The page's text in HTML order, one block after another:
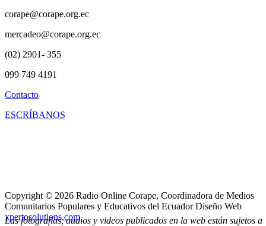
Las fotografías, audios y videos publicados en la web están sujetos a
corape@corape.org.ec
mercadeo@corape.org.ec
(02) 2901- 355
099 749 4191
Contacto
ESCRÍBANOS
Copyright © 2026 Radio Online Corape, Coordinadora de Medios
Comunitarios Populares y Educativos del Ecuador Diseño Web
xpertosolutions.com